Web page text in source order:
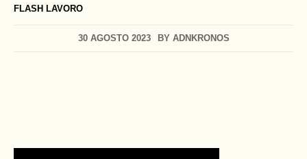
FLASH LAVORO
30 AGOSTO 2023 BY ADNKRONOS